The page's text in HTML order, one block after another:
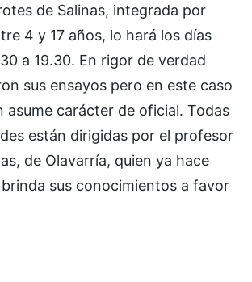
de Salinas, integrada por
4 y 17 años, lo hará los días
a 19.30. En rigor de verdad
sus ensayos pero en este caso
asume carácter de oficial. Todas
están dirigidas por el profesor
de Olavarría, quien ya hace
sus conocimientos a favor